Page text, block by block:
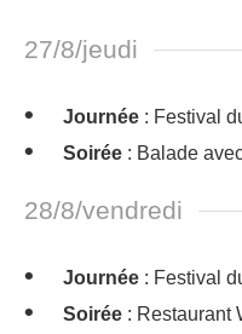
27/8/jeudi
Journée : Festival
Soirée : Balade
28/8/vendredi
Journée : Festival
Soirée : Restaurant